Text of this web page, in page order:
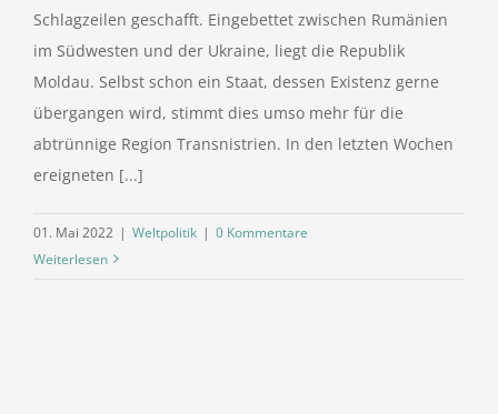
Schlagzeilen geschafft. Eingebettet zwischen Rumänien
im Südwesten und der Ukraine, liegt die Republik
Moldau. Selbst schon ein Staat, dessen Existenz gerne
übergangen wird, stimmt dies umso mehr für die
abtrünnige Region Transnistrien. In den letzten Wochen
ereigneten [...]
01. Mai 2022 | Weltpolitik | 0 Kommentare
Weiterlesen